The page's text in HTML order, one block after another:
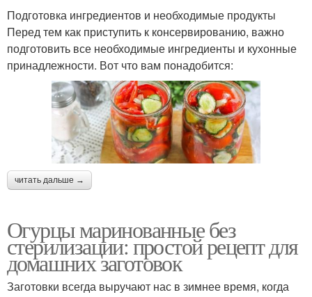
Подготовка ингредиентов и необходимые продукты
Перед тем как приступить к консервированию, важно
подготовить все необходимые ингредиенты и кухонные
принадлежности. Вот что вам понадобится:
читать дальше →
Огурцы маринованные без
стерилизации: простой рецепт для
домашних заготовок
Заготовки всегда выручают нас в зимнее время, когда